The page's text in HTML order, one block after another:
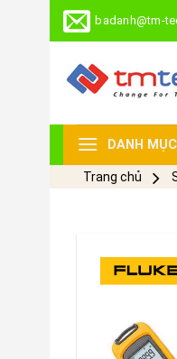
Skip
badanh@tm-
DANH
Trang chủ